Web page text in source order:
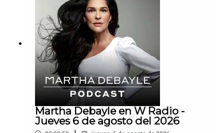
Martha Debayle en W Radio -
Jueves 6 de agosto del 2026